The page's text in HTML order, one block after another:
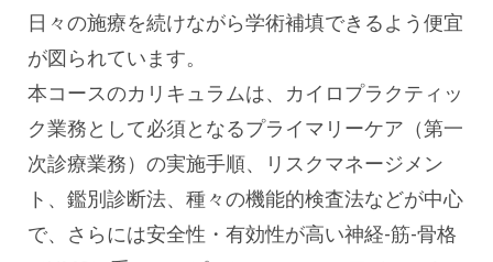
日々の施療を続けながら学術補填できるよう便宜
が図られています。
本コースのカリキュラムは、カイロプラクティッ
ク業務として必須となるプライマリーケア（第一
次診療業務）の実施手順、リスクマネージメン
ト、鑑別診断法、種々の機能的検査法などが中心
で、さらには安全性・有効性が高い神経-筋-骨格